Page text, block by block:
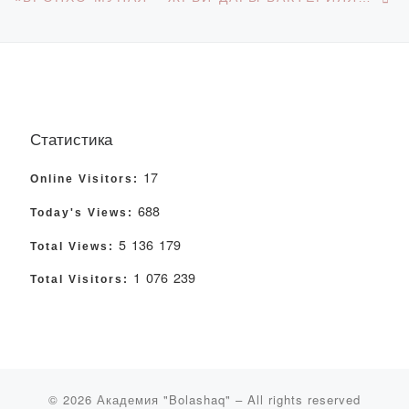
Статистика
Online Visitors: 17
Today's Views: 688
Total Views: 5 136 179
Total Visitors: 1 076 239
© 2026 Академия "Bolashaq" – All rights reserved